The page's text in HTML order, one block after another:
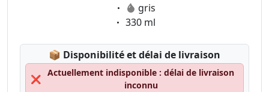
Eigenschaft:
gris
Eigenschaft:
330 ml
📦 Lagerstatus:
Disponibilité et délai de livraison
❌
Actuellement indisponible : délai de livraison
inconnu